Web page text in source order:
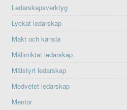
Ledarskapsverktyg
Lyckat ledarskap
Makt och känsla
Målinriktat ledarskap
Målstyrt ledarskap
Medvetet ledarskap
Mentor